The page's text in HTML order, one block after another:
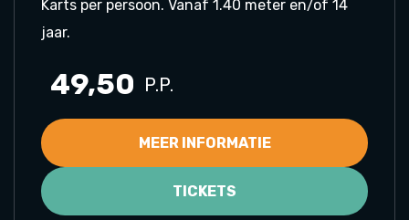
Karts per persoon. Vanaf 1.40 meter en/of 14
jaar.
49,50 P.P.
MEER INFORMATIE
TICKETS